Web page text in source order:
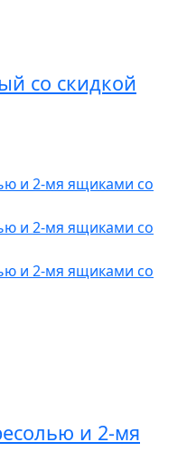
со скидкой
и 2-мя